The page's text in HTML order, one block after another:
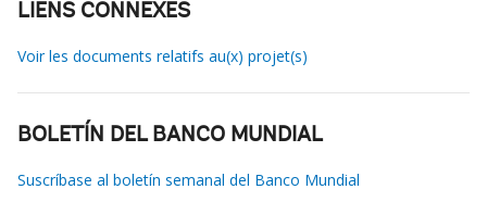
LIENS CONNEXES
Voir les documents relatifs au(x) projet(s)
BOLETÍN DEL BANCO MUNDIAL
Suscríbase al boletín semanal del Banco Mundial